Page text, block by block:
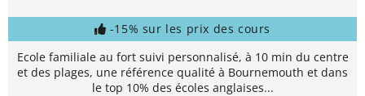
-15% sur les prix des cours
Ecole familiale au fort suivi personnalisé, à 10 min du centre
et des plages, une référence qualité à Bournemouth et dans
le top 10% des écoles anglaises...